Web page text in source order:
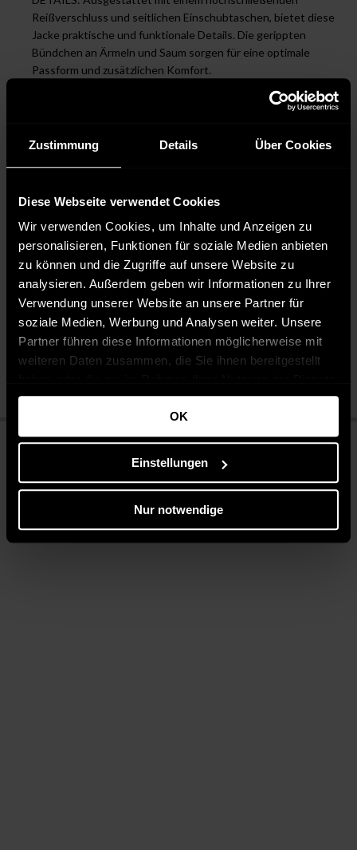
Zustimmung Details Über Cookies
Diese Webseite verwendet Cookies
Wir verwenden Cookies, um Inhalte und Anzeigen zu
personalisieren, Funktionen für soziale Medien anbieten
zu können und die Zugriffe auf unsere Website zu
analysieren. Außerdem geben wir Informationen zu Ihrer
Verwendung unserer Website an unsere Partner für
soziale Medien, Werbung und Analysen weiter. Unsere
Partner führen diese Informationen möglicherweise mit
weiteren Daten zusammen, die Sie ihnen bereitgestellt
gesammelt haben.
OK
Einstellungen
Nur notwendige
Reißverschluss und seitlichen Einschubtaschen, bietet diese
Jacke praktische und funktionale Details. Die gerippten
Bündchen an Ärmeln und Saum sorgen für eine optimale
Passform und zusätzlichen Komfort.
STYLE: Diese Jacke ist vielseitig kombinierbar und eignet
sich sowohl für sportliche als auch lässige Outfits. Sie ist
sich hervorragend zu Jeans oder Chinos tragen.
DESIGNED IN GERMANY: Diese Jacke wurde mit höchster
entworfen. Die exzellente Verarbeitung garantiert Ihnen ein
Pflegehinweise
Pflegeleicht 30 °C
Bleichen nicht erlaubt
Bügeln mit mittlerer Temperatur